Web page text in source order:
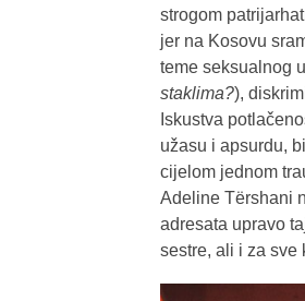
strogom
jer na Kosovu
teme seksualnog
staklima?),
Iskustva
užasu i apsurdu,
cijelom jednom
Adeline Tërshani
adresata upravo
sestre, ali i za sve